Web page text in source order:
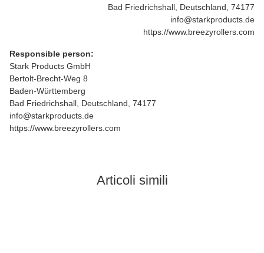
Bad Friedrichshall, Deutschland, 74177
info@starkproducts.de
https://www.breezyrollers.com
Responsible person:
Stark Products GmbH
Bertolt-Brecht-Weg 8
Baden-Württemberg
Bad Friedrichshall, Deutschland, 74177
info@starkproducts.de
https://www.breezyrollers.com
Articoli simili